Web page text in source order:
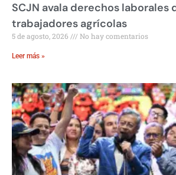
SCJN avala derechos laborales
trabajadores agrícolas
5 de agosto, 2026 No hay comentarios
Leer más »